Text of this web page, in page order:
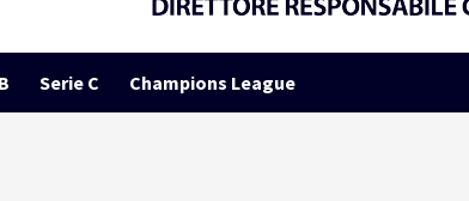
Serie C Champions League